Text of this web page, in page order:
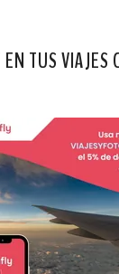
TUS VIAJES